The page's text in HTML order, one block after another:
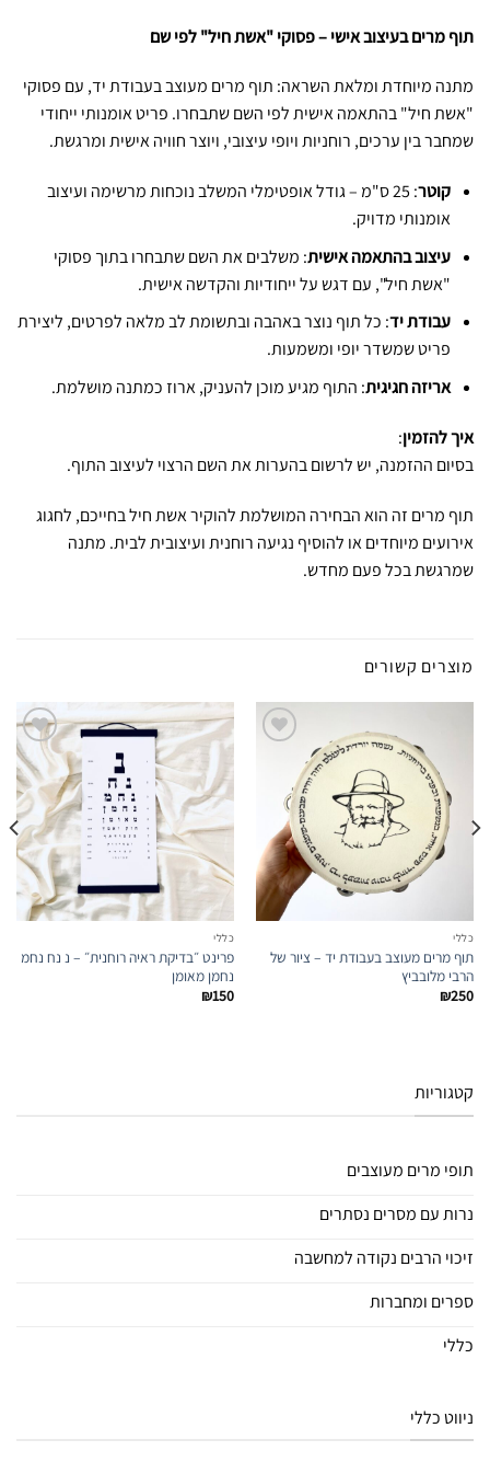
תוף מרים בעיצוב אישי – פסוקי "אשת חיל" לפי שם
מתנה מיוחדת ומלאת השראה: תוף מרים מעוצב בעבודת יד, עם פסוקי
"אשת חיל" בהתאמה אישית לפי השם שתבחרו. פריט אומנותי ייחודי
שמחבר בין ערכים, רוחניות ויופי עיצובי, ויוצר חוויה אישית ומרגשת.
קוטר
: 25 ס"מ – גודל אופטימלי המשלב נוכחות מרשימה ועיצוב
אומנותי מדויק.
עיצוב בהתאמה אישית: משלבים את השם שתבחרו בתוך פסוקי
"אשת חיל", עם דגש על ייחודיות והקדשה אישית.
עבודת יד: כל תוף נוצר באהבה ובתשומת לב מלאה לפרטים, ליצירת
פריט שמשדר יופי ומשמעות.
אריזה חגיגית: התוף מגיע מוכן להעניק, ארוז כמתנה מושלמת.
איך להזמין:
בסיום ההזמנה, יש לרשום בהערות את השם הרצוי לעיצוב התוף.
תוף מרים זה הוא הבחירה המושלמת להוקיר אשת חיל בחייכם, לחגוג
אירועים מיוחדים או להוסיף נגיעה רוחנית ועיצובית לבית. מתנה
שמרגשת בכל פעם מחדש.
מוצרים קשורים
הוספה
לרשימת
המועדפים
כללי
תוף מרים מעוצב בעבודת יד – ציור של
הרבי מלובביץ
₪250
הוספה
לרשימת
המועדפים
כללי
פרינט ״בדיקת ראיה רוחנית״ – נ נח נחמ
נחמן מאומן
₪150
קטגוריות
תופי מרים מעוצבים
נרות עם מסרים נסתרים
זיכוי הרבים נקודה למחשבה
ספרים ומחברות
כללי
ניווט כללי